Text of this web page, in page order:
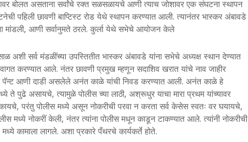
बोलत असताना सर्वांचे रक्त सळसळायचे आणी त्याच जोशावर एक संघटना स्थापन
पहिली छावणी बाप्टिस्ट रोड येथे स्थापन करण्यात आली. त्यानंतर भास्कर अंबावडे
मांडली, आणी सर्वानुमते ठरले. कुर्ला येथे सभेचे आयोजन केले
अशी सर्व मंडळींच्या उपस्तितीत भास्कर अंबावडे यांना सभेचे अध्यक्ष स्थान देण्यात
करण्यात आले. नंतर छावणी प्रमुख म्हणून सदाशिव खरात यांचे नाव जाहीर
आणी दाडी असलेले अनंत काळे यांची निवड करण्यात आली. अनंत काळे हे
ते पुढे असायचे, त्यामुळे पोलीस च्या लाठी, अश्रूधुर याचा मारा प्रथम यांच्यावर
परंतु पोलीस मध्ये असून नोकरीची परवा न करता सर्व केसेस स्वतः वर घयायचे,
मध्ये नोकरीं केली, नंतर त्यांना पोलीस मधून काडून टाकण्यात आले. त्यांनी नोकरीची
कामाला लागले. अशा प्रकारे पँथरचे कार्यकर्ते होते.